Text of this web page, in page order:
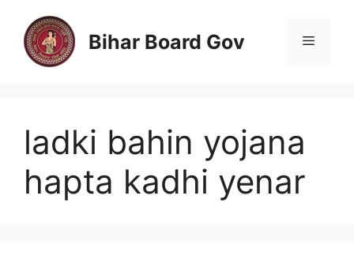
content
Bihar Board Gov Menu
ladki bahin yojana
hapta kadhi yenar